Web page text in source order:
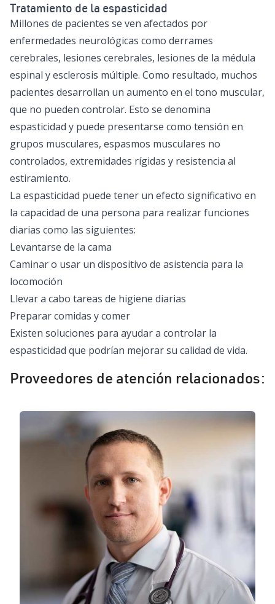
Tratamiento de la espasticidad
Millones de pacientes se ven afectados por
enfermedades neurológicas como derrames
cerebrales, lesiones cerebrales, lesiones de la médula
espinal y esclerosis múltiple. Como resultado, muchos
pacientes desarrollan un aumento en el tono muscular,
que no pueden controlar. Esto se denomina
espasticidad y puede presentarse como tensión en
grupos musculares, espasmos musculares no
controlados, extremidades rígidas y resistencia al
estiramiento.
La espasticidad puede tener un efecto significativo en
la capacidad de una persona para realizar funciones
diarias como las siguientes:
Levantarse de la cama
Caminar o usar un dispositivo de asistencia para la
locomoción
Llevar a cabo tareas de higiene diarias
Preparar comidas y comer
Existen soluciones para ayudar a controlar la
espasticidad que podrían mejorar su calidad de vida.
Proveedores de atención relacionados: